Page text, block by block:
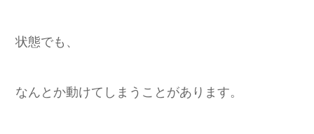
状態でも、
なんとか動けてしまうことがあります。